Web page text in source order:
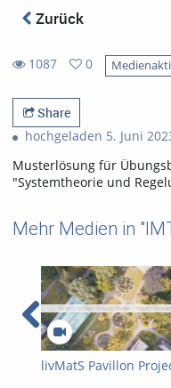
Zurück
1087
views
0
favorites
Share
hochgeladen 5. Juni
Musterlösung für
"Systemtheorie und
Mehr Medien in
livMatS Pavillon